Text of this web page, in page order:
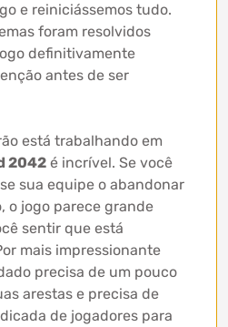
e reiniciássemos tudo.
foram resolvidos
definitivamente
antes de ser
está trabalhando em
2042 é incrível. Se você
sua equipe o abandonar
o jogo parece grande
sentir que está
mais impressionante
precisa de um pouco
arestas e precisa de
de jogadores para